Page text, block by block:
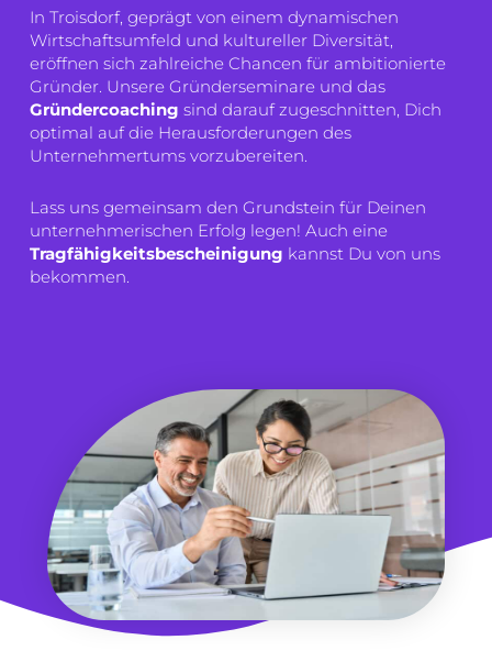
In Troisdorf, geprägt von einem dynamischen
Wirtschaftsumfeld und kultureller Diversität,
eröffnen sich zahlreiche Chancen für ambitionierte
Gründer. Unsere Gründerseminare und das
Gründercoaching sind darauf zugeschnitten, Dich
optimal auf die Herausforderungen des
Unternehmertums vorzubereiten.
Lass uns gemeinsam den Grundstein für Deinen
unternehmerischen Erfolg legen! Auch eine
Tragfähigkeitsbescheinigung kannst Du von uns
bekommen.